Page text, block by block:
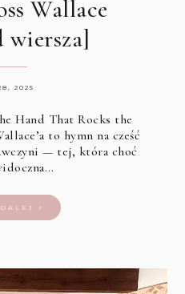
Wallace
wiersza]
2025
Hand That Rocks the
to hymn na cześć
— tej, która choć
»